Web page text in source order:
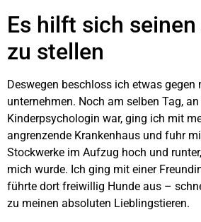
Es hilft sich
zu stellen
Deswegen beschloss ich etwas gegen
unternehmen. Noch am selben Tag,
Kinderpsychologin war, ging ich mit
angrenzende Krankenhaus und fuhr
Stockwerke im Aufzug hoch und
mich wurde. Ich ging mit einer
führte dort freiwillig Hunde aus –
zu meinen absoluten Lieblingstieren.